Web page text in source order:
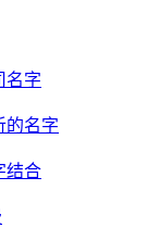
名字
的名字
结合